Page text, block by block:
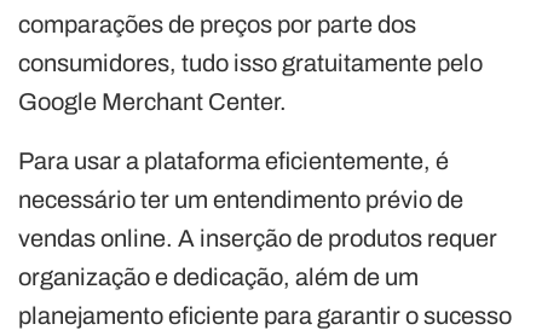
comparações de preços por parte dos
consumidores, tudo isso gratuitamente pelo
Google Merchant Center.
Para usar a plataforma eficientemente, é
necessário ter um entendimento prévio de
vendas online. A inserção de produtos requer
organização e dedicação, além de um
planejamento eficiente para garantir o sucesso